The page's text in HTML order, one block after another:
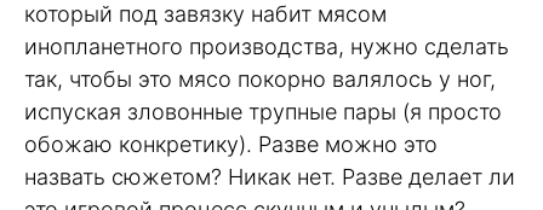
который под завязку набит мясом
инопланетного производства, нужно сделать
так, чтобы это мясо покорно валялось у ног,
испуская зловонные трупные пары (я просто
обожаю конкретику). Разве можно это
назвать сюжетом? Никак нет. Разве делает ли